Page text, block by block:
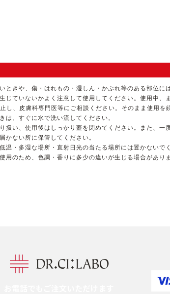
ときや、傷・はれもの・湿しん・かぶれ等のある部位に
じていないかよく注意して使用してください。使用中
し、皮膚科専門医等にご相談ください。そのまま使用を
は、すぐに水で洗い流してください。
扱い、使用後はしっかり蓋を閉めてください。また、一
かない所に保管してください。
温・多湿な場所・直射日光の当たる場所には置かないで
用のため、色調・香りに多少の違いが生じる場合があり